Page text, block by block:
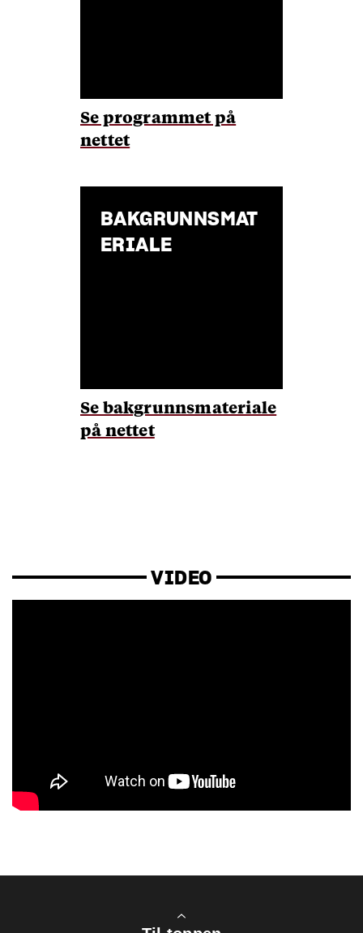
Se programmet på
nettet
BAKGRUNNSMAT
ERIALE
Se bakgrunnsmateriale
på nettet
VIDEO